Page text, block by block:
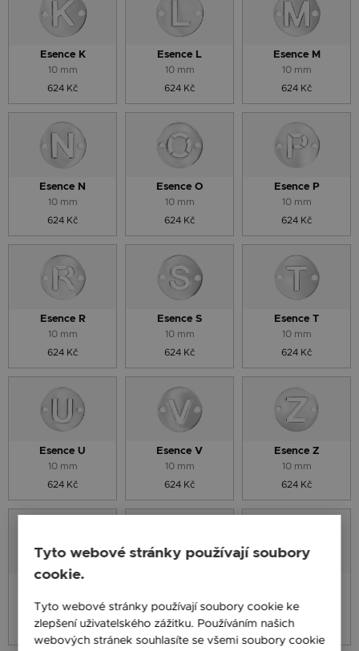
Esence K
10 mm
624 Kč
Esence L
10 mm
624 Kč
Esence M
10 mm
624 Kč
Esence N
10 mm
624 Kč
Esence O
10 mm
624 Kč
Esence P
10 mm
624 Kč
Esence R
10 mm
624 Kč
Esence S
10 mm
624 Kč
Esence T
10 mm
624 Kč
Esence U
10 mm
624 Kč
Esence V
10 mm
624 Kč
Esence Z
10 mm
624 Kč
624 Kč 466 Kč
10 x 4,5 mm
252 Kč
Tyto webové stránky používají soubory
cookie.
Tyto webové stránky používají soubory cookie ke
zlepšení uživatelského zážitku. Používáním našich
webových stránek souhlasíte se všemi soubory cookie